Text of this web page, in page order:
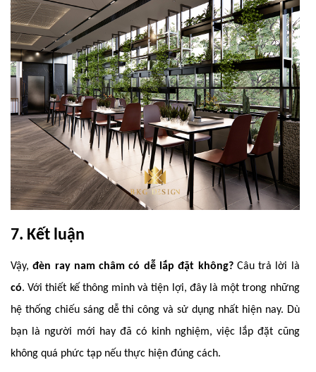
7. Kết luận
Vậy,đèn ray nam châm có dễ lắp đặt không?Câu trả lời là
có. Với thiết kế thông minh và tiện lợi, đây là một trong những
hệ thống chiếu sáng dễ thi công và sử dụng nhất hiện nay. Dù
bạn là người mới hay đã có kinh nghiệm, việc lắp đặt cũng
không quá phức tạp nếu thực hiện đúng cách.